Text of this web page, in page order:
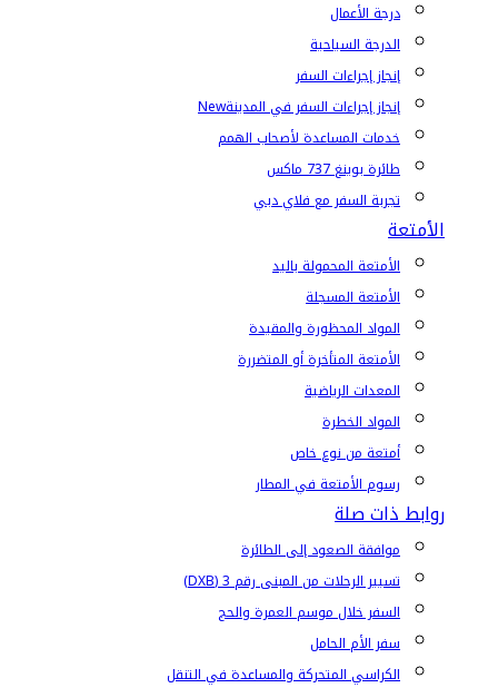
درجة الأعمال
الدرجة السياحية
إنجاز إجراءات السفر
إنجاز إجراءات السفر في المدينةNew
خدمات المساعدة لأصحاب الهمم
طائرة بوينغ 737 ماكس
تجربة السفر مع فلاي دبي
الأمتعة
الأمتعة المحمولة باليد
الأمتعة المسجلة
المواد المحظورة والمقيدة
الأمتعة المتأخرة أو المتضررة
المعدات الرياضية
المواد الخطرة
أمتعة من نوع خاص
رسوم الأمتعة في المطار
روابط ذات صلة
موافقة الصعود إلى الطائرة
تسيير الرحلات من المبنى رقم 3 (DXB)
السفر خلال موسم العمرة والحج
سفر الأم الحامل
الكراسي المتحركة والمساعدة في التنقل